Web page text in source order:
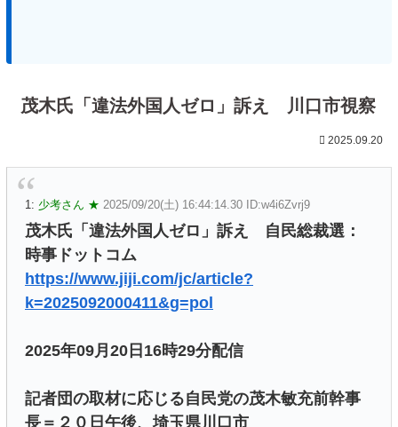
茂木氏「違法外国人ゼロ」訴え 川口市視察
2025.09.20
1: 少考さん ★ 2025/09/20(土) 16:44:14.30 ID:w4i6Zvrj9
茂木氏「違法外国人ゼロ」訴え 自民総裁選：
時事ドットコム
https://www.jiji.com/jc/article?
k=2025092000411&g=pol
2025年09月20日16時29分配信
記者団の取材に応じる自民党の茂木敏充前幹事
長＝２０日午後、埼玉県川口市